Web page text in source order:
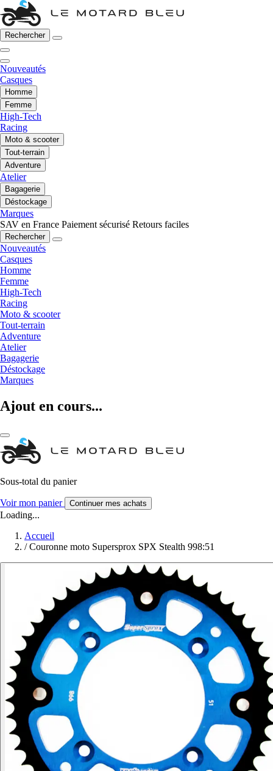
Rechercher
Nouveautés
Casques
Homme
Femme
High-Tech
Racing
Moto & scooter
Tout-terrain
Adventure
Atelier
Bagagerie
Déstockage
Marques
SAV en France Paiement sécurisé Retours faciles
Rechercher
Nouveautés
Casques
Homme
Femme
High-Tech
Racing
Moto & scooter
Tout-terrain
Adventure
Atelier
Bagagerie
Déstockage
Marques
Ajout en cours...
Sous-total du panier
Voir mon panier Continuer mes achats
Loading...
Accueil
/ Couronne moto Supersprox SPX Stealth 998:51